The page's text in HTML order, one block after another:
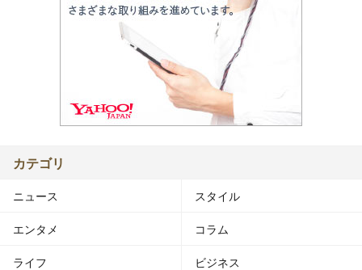
カテゴリ
ニュース スタイル
エンタメ コラム
ライフ ビジネス